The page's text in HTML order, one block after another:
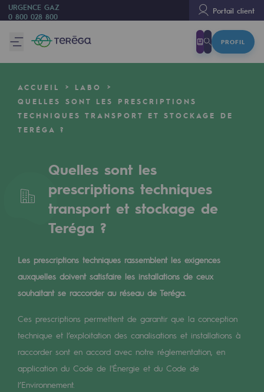
URGENCE GAZ
0 800 028 800
Portail client
PROFIL
Nous sommes
80 ans d'histoire
Teréga
Accélérateur de la transition énergétique
Un réseau local et européen
Une organisation adaptative et ouverte
Une organisation adaptative et
Digitalisation
Transversalité et Collaboratif
Une organisation certifiée
Notre organisation
Notre organisation
ACCUEIL
LABO
QUELLES SONT LES PRESCRIPTIONS
TECHNIQUES TRANSPORT ET STOCKAGE DE
TERÉGA ?
Quelles sont les
prescriptions techniques
transport et stockage de
Teréga ?
Les prescriptions techniques rassemblent les exigences
auxquelles doivent satisfaire les installations de ceux
souhaitant se raccorder au réseau de Teréga.
Ces prescriptions permettent de garantir que la conception
technique et l’exploitation des canalisations et installations à
raccorder sont en accord avec notre réglementation, en
application du Code de l'Énergie et du Code de
l’Environnement.